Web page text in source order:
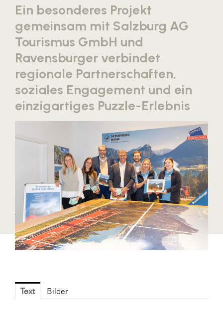
Blaguss
Bundesverband Sonnenschutztechnik
Cineplexx
Colmobil Austria
Controller Institut
Designer Outlets Parndorf und Salzburg
FG UBIT Salzburg
foodaffairs
Fressnapf
FRoSTA
Gas Connect Austria
Ein besonderes Projekt
gemeinsam mit Salzburg AG
Tourismus GmbH und
Ravensburger verbindet
regionale Partnerschaften,
soziales Engagement und ein
einzigartiges Puzzle-Erlebnis
Text Bilder